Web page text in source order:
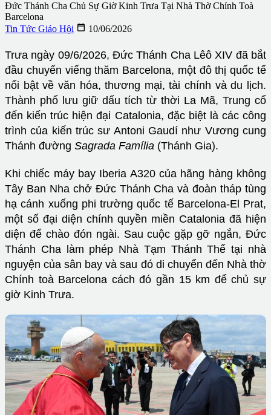
Đức Thánh Cha Chủ Sự Giờ Kinh Trưa Tại Nhà Thờ Chính Toà
Barcelona
Tin Tức Giáo Hội  10/06/2026
Trưa ngày 09/6/2026, Đức Thánh Cha Lêô XIV đã bắt
đầu chuyến viếng thăm Barcelona, một đô thị quốc tế
nổi bật về văn hóa, thương mại, tài chính và du lịch.
Thành phố lưu giữ dấu tích từ thời La Mã, Trung cổ
đến kiến trúc hiện đại Catalonia, đặc biệt là các công
trình của kiến trúc sư Antoni Gaudí như Vương cung
Thánh đường Sagrada Família (Thánh Gia).
Khi chiếc máy bay Iberia A320 của hãng hàng không
Tây Ban Nha chở Đức Thánh Cha và đoàn tháp tùng
hạ cánh xuống phi trường quốc tế Barcelona-El Prat,
một số đại diện chính quyền miền Catalonia đã hiện
diện để chào đón ngài. Sau cuộc gặp gỡ ngắn, Đức
Thánh Cha làm phép Nhà Tạm Thánh Thể tại nhà
nguyện của sân bay và sau đó di chuyển đến Nhà thờ
Chính toà Barcelona cách đó gần 15 km để chủ sự
giờ Kinh Trưa.